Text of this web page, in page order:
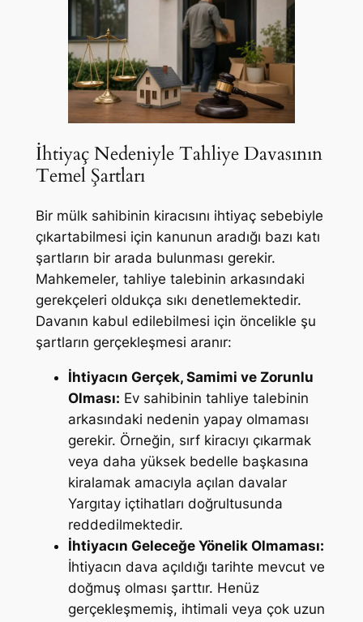
İhtiyaç Nedeniyle Tahliye Davasının
Temel Şartları
Bir mülk sahibinin kiracısını ihtiyaç sebebiyle
çıkartabilmesi için kanunun aradığı bazı katı
şartların bir arada bulunması gerekir.
Mahkemeler, tahliye talebinin arkasındaki
gerekçeleri oldukça sıkı denetlemektedir.
Davanın kabul edilebilmesi için öncelikle şu
şartların gerçekleşmesi aranır:
İhtiyacın Gerçek, Samimi ve Zorunlu
Olması: Ev sahibinin tahliye talebinin
arkasındaki nedenin yapay olmaması
gerekir. Örneğin, sırf kiracıyı çıkarmak
veya daha yüksek bedelle başkasına
kiralamak amacıyla açılan davalar
Yargıtay içtihatları doğrultusunda
reddedilmektedir.
İhtiyacın Geleceğe Yönelik Olmaması:
İhtiyacın dava açıldığı tarihte mevcut ve
doğmuş olması şarttır. Henüz
gerçekleşmemiş, ihtimali veya çok uzun